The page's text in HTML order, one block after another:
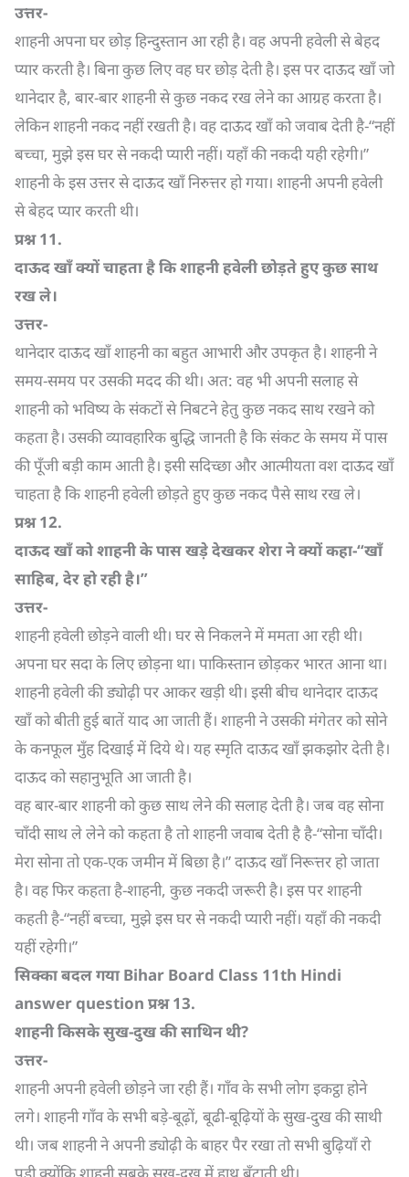
उत्तर-
शाहनी अपना घर छोड़ हिन्दुस्तान आ रही है। वह अपनी हवेली से बेहद
प्यार करती है। बिना कुछ लिए वह घर छोड़ देती है। इस पर दाऊद खाँ जो
थानेदार है, बार-बार शाहनी से कुछ नकद रख लेने का आग्रह करता है।
लेकिन शाहनी नकद नहीं रखती है। वह दाऊद खाँ को जवाब देती है-“नहीं
बच्चा, मुझे इस घर से नकदी प्यारी नहीं। यहाँ की नकदी यही रहेगी।”
शाहनी के इस उत्तर से दाऊद खाँ निरुत्तर हो गया। शाहनी अपनी हवेली
से बेहद प्यार करती थी।
प्रश्न11.
दाऊद खाँ क्यों चाहता है कि शाहनी हवेली छोड़ते हुए कुछ साथ
रख ले।
उत्तर-
थानेदार दाऊद खाँ शाहनी का बहुत आभारी और उपकृत है। शाहनी ने
समय-समय पर उसकी मदद की थी। अत: वह भी अपनी सलाह से
शाहनी को भविष्य के संकटों से निबटने हेतु कुछ नकद साथ रखने को
कहता है। उसकी व्यावहारिक बुद्धि जानती है कि संकट के समय में पास
की पूँजी बड़ी काम आती है। इसी सदिच्छा और आत्मीयता वश दाऊद खाँ
चाहता है कि शाहनी हवेली छोड़ते हुए कुछ नकद पैसे साथ रख ले।
प्रश्न12.
दाऊद खाँ को शाहनी के पास खड़े देखकर शेरा ने क्यों कहा-“खाँ
साहिब, देर हो रही है।”
उत्तर-
शाहनी हवेली छोड़ने वाली थी। घर से निकलने में ममता आ रही थी।
अपना घर सदा के लिए छोड़ना था। पाकिस्तान छोड़कर भारत आना था।
शाहनी हवेली की ड्योढ़ी पर आकर खड़ी थी। इसी बीच थानेदार दाऊद
खाँ को बीती हुई बातें याद आ जाती हैं। शाहनी ने उसकी मंगेतर को सोने
के कनफूल मुँह दिखाई में दिये थे। यह स्मृति दाऊद खाँ झकझोर देती है।
दाऊद को सहानुभूति आ जाती है।
वह बार-बार शाहनी को कुछ साथ लेने की सलाह देती है। जब वह सोना
चाँदी साथ ले लेने को कहता है तो शाहनी जवाब देती है है-“सोना चाँदी।
मेरा सोना तो एक-एक जमीन में बिछा है।” दाऊद खाँ निरूत्तर हो जाता
है। वह फिर कहता है-शाहनी, कुछ नकदी जरूरी है। इस पर शाहनी
कहती है-“नहीं बच्चा, मुझे इस घर से नकदी प्यारी नहीं। यहाँ की नकदी
यहीं रहेगी।”
सिक्का बदल गयाBihar Board Class 11th Hindi
answer question प्रश्न13.
शाहनी किसके सुख-दुख की साथिन थी?
उत्तर-
शाहनी अपनी हवेली छोड़ने जा रही हैं। गाँव के सभी लोग इकट्ठा होने
लगे। शाहनी गाँव के सभी बड़े-बूढ़ों, बूढी-बूढ़ियों के सुख-दुख की साथी
थी। जब शाहनी ने अपनी ड्योढ़ी के बाहर पैर रखा तो सभी बुढ़ियाँ रो